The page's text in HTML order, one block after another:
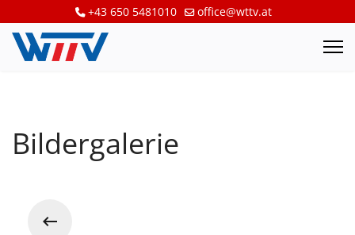
+43 650 5481010 office@wttv.at
Bildergalerie